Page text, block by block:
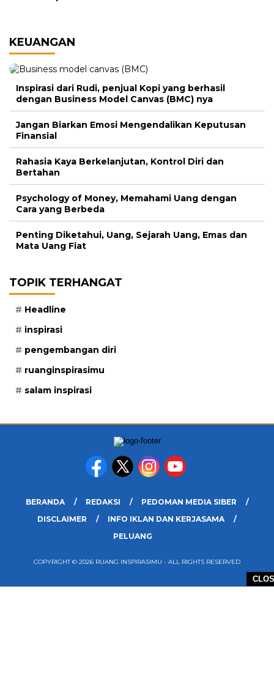
KEUANGAN
Inspirasi dari Rudi, penjual Kopi yang berhasil
dengan Business Model Canvas (BMC) nya
Jangan Biarkan Emosi Mengendalikan Keputusan
Finansial
Rahasia Kaya Berkelanjutan, Kontrol Diri dan
Bertahan
Psychology of Money, Memahami Uang dengan
Cara yang Berbeda
Penting Diketahui, Uang, Sejarah Uang, Emas dan
Mata Uang Fiat
TOPIK TERHANGAT
Headline
inspirasi
pengembangan diri
ruanginspirasimu
salam inspirasi
BERANDA REDAKSI
PEDOMAN MEDIA SIBER
DISCLAIMER
INFO IKLAN DAN KERJASAMA
PELUANG
COPYRIGHT © 2026 RUANG INSPIRASIMU - ALL RIGHTS RESERVED